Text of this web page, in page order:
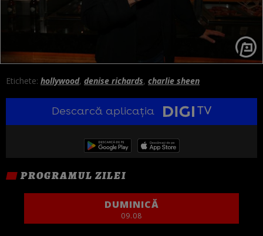
Etichete: hollywood, denise richards, charlie sheen
Descarcă aplicația
PROGRAMUL ZILEI
DUMINICĂ
09.08